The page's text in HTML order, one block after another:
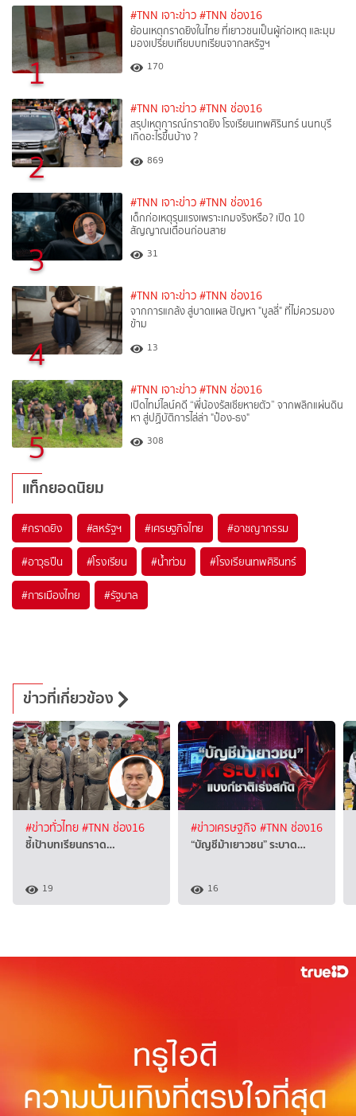
1
#TNN เจาะข่าว #TNN ช่อง16
ย้อนเหตุกราดยิงในไทย ที่เยาวชนเป็นผู้ก่อเหตุ และมุม
มองเปรียบเทียบบทเรียนจากสหรัฐฯ
170
2
#TNN เจาะข่าว #TNN ช่อง16
สรุปเหตุการณ์กราดยิง โรงเรียนเทพศิรินทร์ นนทบุรี
เกิดอะไรขึ้นบ้าง ?
869
3
#TNN เจาะข่าว #TNN ช่อง16
เด็กก่อเหตุรุนแรงเพราะเกมจริงหรือ? เปิด 10
สัญญาณเตือนก่อนสาย
31
4
#TNN เจาะข่าว #TNN ช่อง16
จากการแกล้ง สู่บาดแผล ปัญหา "บูลลี่" ที่ไม่ควรมอง
ข้าม
13
5
#TNN เจาะข่าว #TNN ช่อง16
เปิดไทม์ไลน์คดี “พี่น้องรัสเซียหายตัว” จากพลิกแผ่นดิน
หา สู่ปฏิบัติการไล่ล่า "ป๋อง-ธง"
308
แท็กยอดนิยม
#กราดยิง #สหรัฐฯ #เศรษฐกิจไทย #อาชญากรรม
#อาวุธปืน #โรงเรียน #น้ำท่วม #โรงเรียนเทพศิรินทร์
#การเมืองไทย #รัฐบาล
ข่าวที่เกี่ยวข้อง
#ข่าวทั่วไทย#TNN ช่อง16
ชี้เป้าบทเรียนกราด…
19
#ข่าวเศรษฐกิจ #TNN ช่อง16
“บัญชีม้าเยาวชน” ระบาด…
16